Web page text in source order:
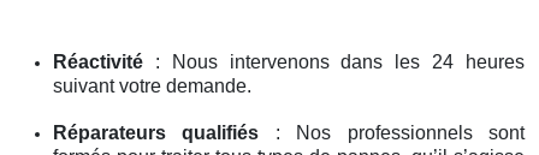
Réactivité : Nous intervenons dans les 24 heures
suivant votre demande.
Réparateurs qualifiés : Nos professionnels sont